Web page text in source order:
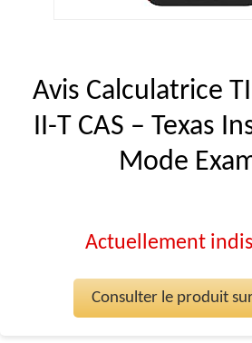
Avis Calculatrice
II-T CAS – Texas
Mode
Actuellement
Consulter le produit